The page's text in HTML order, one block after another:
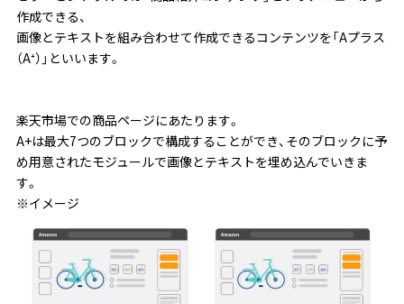
作成できる、
画像とテキストを組み合わせて作成できるコンテンツを「Aプラス
（A⁺）」といいます。
楽天市場での商品ページにあたります。
A+は最大7つのブロックで構成することができ、そのブロックに予
め用意されたモジュールで画像とテキストを埋め込んでいきま
す。
※イメージ